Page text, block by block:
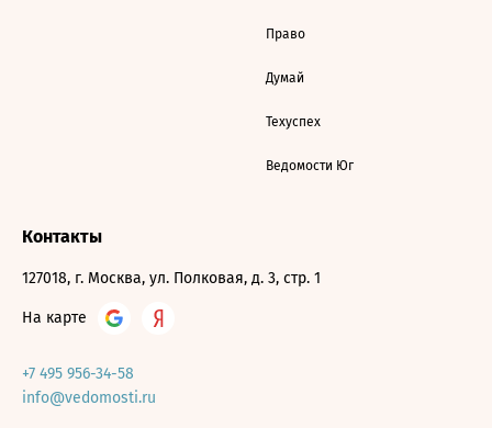
Право
Думай
Техуспех
Ведомости Юг
Контакты
127018, г. Москва, ул. Полковая, д. 3, стр. 1
На карте
+7 495 956-34-58
info@vedomosti.ru